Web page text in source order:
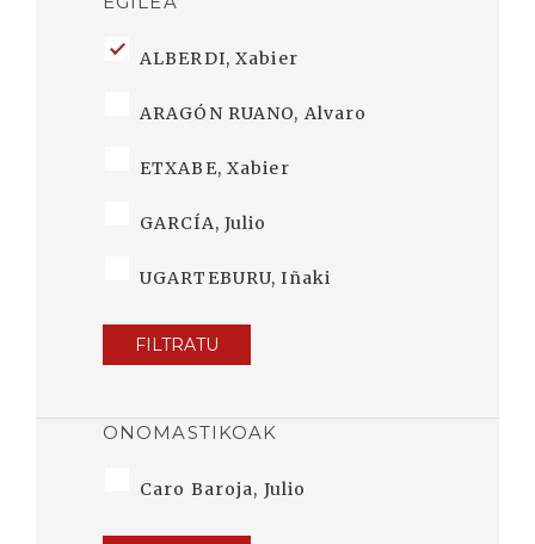
ALBERDI, Xabier
ARAGÓN RUANO, Alvaro
ETXABE, Xabier
GARCÍA, Julio
UGARTEBURU, Iñaki
FILTRATU
ONOMASTIKOAK
Caro Baroja, Julio